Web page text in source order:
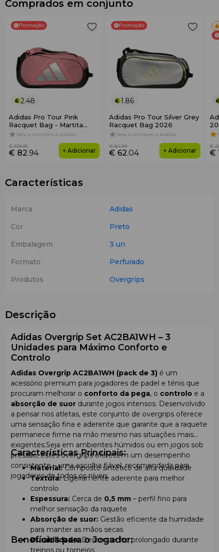
Comprados em conjunto
Promoção
2.48
Adidas Pro Tour Pink
Racquet Bag - Martita
Ortega 2026
Seja o primeiro a avaliar
€ 82.94
€ 109.95
+ Adicionar
Promoção
1.86
Adidas Pro Tour Silver Grey
Racquet Bag 2026
Seja o primeiro a avaliar
€ 62.04
€ 84.99
+ Adicionar €
€
Características
Marca
Adidas
Cor
Preto
Embalagem
3 un
Formato
Perfurado
Produtos
Overgrips
Descrição
Adidas Overgrip Set AC2BA1WH – 3
Unidades para Máximo Conforto e
Controlo
Adidas Overgrip AC2BA1WH (pack de 3) é um
acessório premium para jogadores de padel e ténis que
procuram melhorar o conforto da pega, o controlo e a
absorção de suor durante jogos intensos. Desenvolvido
a pensar nos atletas, este conjunto de overgrips oferece
uma sensação fina e aderente que garante que a raquete
permanece firme na mão mesmo nas situações mais
exigentes.Seja em ambientes húmidos ou em jogos sob
pressão, estes overgrips oferecem um desempenho
consistente – uma escolha fiável, recomendada para
jogadores de todos os níveis.
Características Principais:
Material:Composto sintético de alta qualidade
Textura:Ligeiramente aderente para melhor
controlo
Espessura: Cerca de 0,5 mm – perfil fino para
melhor sensação da raquete
Absorção de suor: Gestão eficiente da humidade
para manter as mãos secas
Durabilidade:Desempenho prolongado durante
treinos ou torneios
Benefícios para o Jogador: